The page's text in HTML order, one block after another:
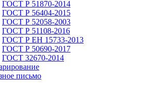
ГОСТ Р 51870-2014
ГОСТ Р 56404-2015
ГОСТ Р 52058-2003
ГОСТ Р 51108-2016
ГОСТ Р ЕН 15733-2013
ГОСТ Р 50690-2017
ГОСТ 32670-2014
письмо